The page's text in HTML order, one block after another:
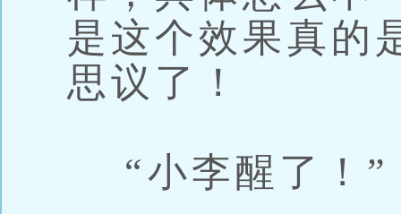
是这个效果真的
思议了！
“小李醒了！”